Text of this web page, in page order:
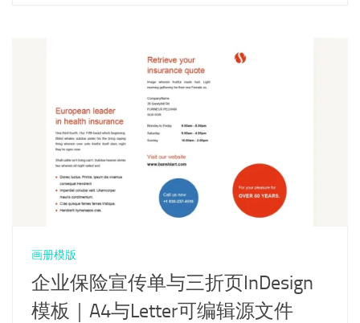
画册模版
企业保险宣传单与三折页InDesign
模板｜A4与Letter可编辑源文件